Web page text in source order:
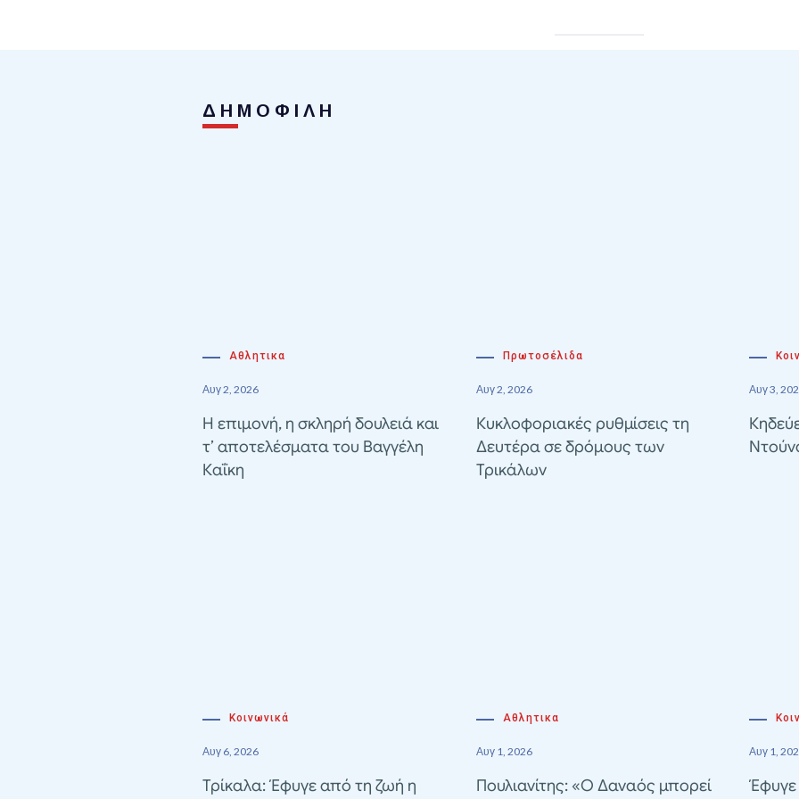
ΔΗΜΟΦΙΛΗ
Αθλητικα
Αυγ 2, 2026
Η επιμονή, η σκληρή δουλειά και
τ’ αποτελέσματα του Βαγγέλη
Καΐκη
Πρωτοσέλιδα
Αυγ 2, 2026
Κυκλοφοριακές ρυθμίσεις τη
Δευτέρα σε δρόμους των
Τρικάλων
Αυγ 3,
Κοινωνικά
Αυγ 6, 2026
Τρίκαλα: Έφυγε από τη ζωή η
Αθλητικα
Αυγ 1, 2026
Πουλιανίτης: «Ο Δαναός μπορεί
Αυγ 1,